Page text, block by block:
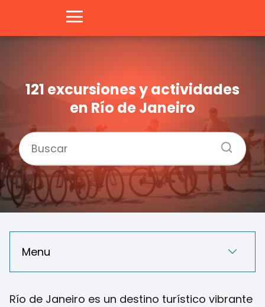
121 excursiones y actividades
en Río de Janeiro
Menu
Río de Janeiro es un destino turístico vibrante